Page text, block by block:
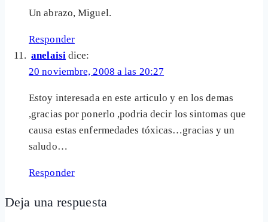
Un abrazo, Miguel.
Responder
anelaisi dice:
20 noviembre, 2008 a las 20:27
Estoy interesada en este articulo y en los demas
,gracias por ponerlo ,podria decir los sintomas que
causa estas enfermedades tóxicas…gracias y un
saludo…
Responder
Deja una respuesta